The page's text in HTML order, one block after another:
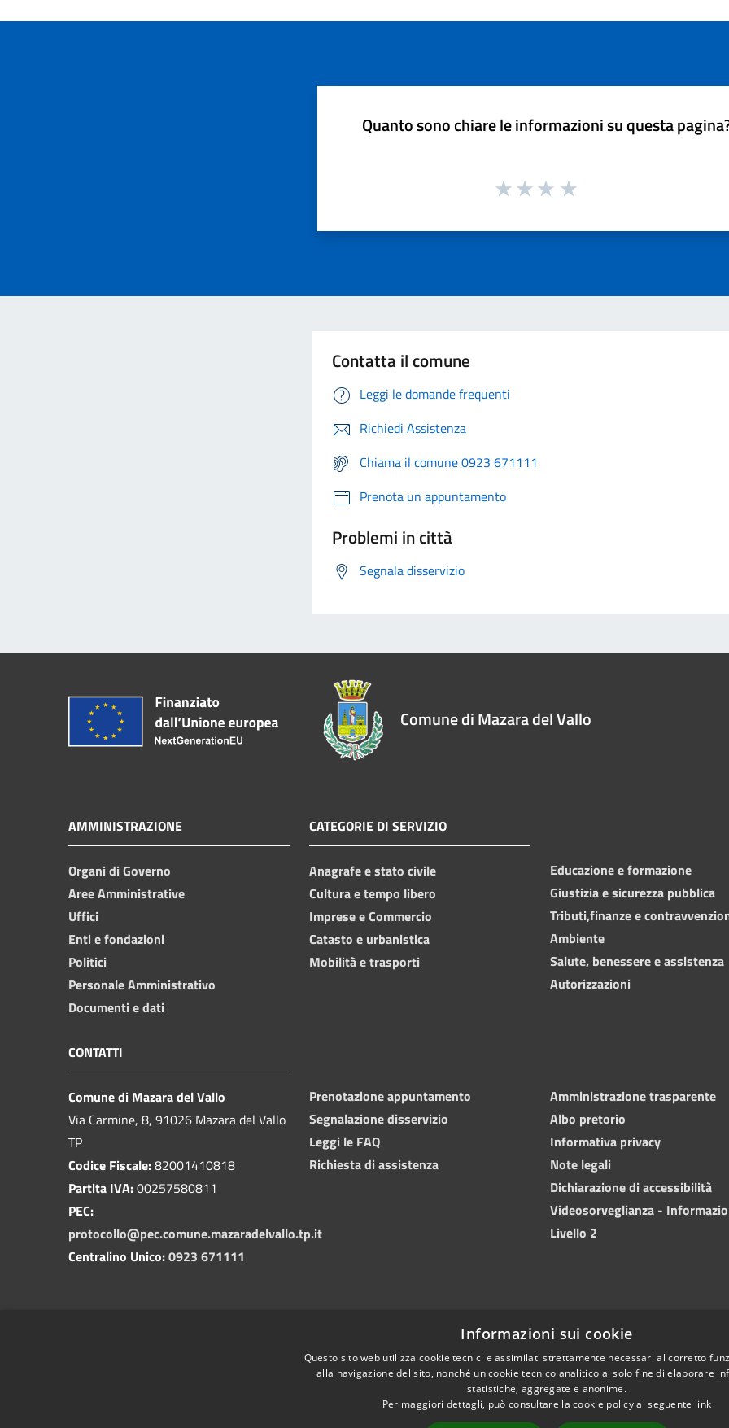
Quanto sono chiare le informazioni su questa
Contatta il comune
Leggi le domande frequenti
Richiedi Assistenza
Chiama il comune 0923 671111
Prenota un appuntamento
Problemi in città
Segnala disservizio
Comune di Mazara del Vallo
AMMINISTRAZIONE
Organi di Governo
Aree Amministrative
Uffici
Enti e fondazioni
Politici
Personale Amministrativo
Documenti e dati
CATEGORIE DI SERVIZIO
Anagrafe e stato civile
Cultura e tempo libero
Imprese e Commercio
Catasto e urbanistica
Mobilità e trasporti
Educazione e formazione
Giustizia e sicurezza pubblica
Tributi,finanze e
Ambiente
Salute, benessere e assistenza
Autorizzazioni
CONTATTI
Comune di Mazara del Vallo
Via Carmine, 8, 91026 Mazara del Vallo
TP
Codice Fiscale:82001410818
Partita IVA:00257580811
PEC:
protocollo@pec.comune.mazaradelvallo.tp.it
Centralino Unico:0923 671111
Prenotazione appuntamento
Segnalazione disservizio
Leggi le FAQ
Richiesta di assistenza
Amministrazione trasparente
Albo pretorio
Informativa privacy
Note legali
Dichiarazione di accessibilità
Videosorveglianza -
Livello 2
Informazioni sui cookie
Questo sito web utilizza cookie tecnici e assimilati strettamente necessari al corretto
alla navigazione del sito, nonché un cookie tecnico analitico al solo fine di elaborare
statistiche, aggregate e anonime.
Per maggiori dettagli, può consultare la cookie policy al seguente link